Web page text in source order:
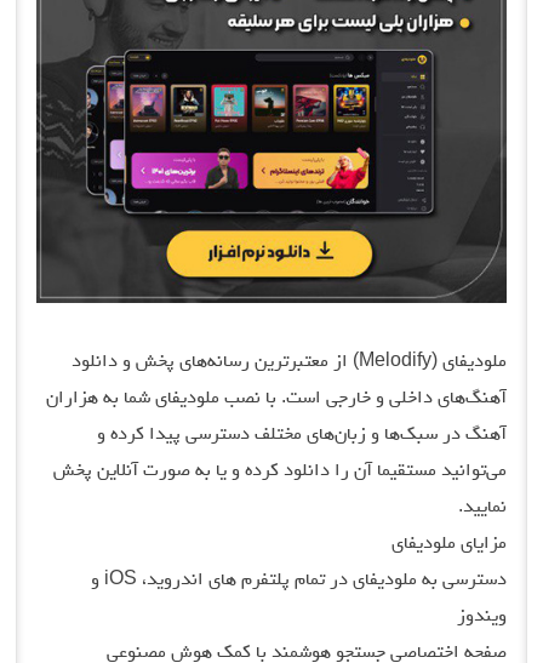
ملودیفای (Melodify) از معتبرترین رسانه‌های پخش و دانلود
داخلی و خارجی است. با نصب ملودیفای شما به هزاران
سبک‌ها و زبان‌های مختلف دسترسی پیدا کرده و
مستقیما آن را دانلود کرده و یا به صورت آنلاین پخش
دسترسی به ملودیفای در تمام پلتفرم های اندروید، iOS و
جستجو هوشمند با کمک هوش مصنوعی